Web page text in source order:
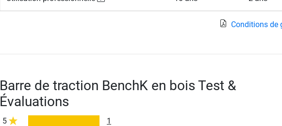
Conditions de
Barre de traction BenchK en bois Test &
Évaluations
5
1